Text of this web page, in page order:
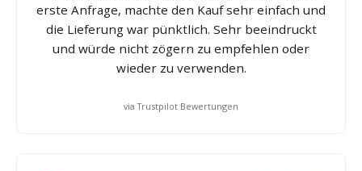
erste Anfrage, machte den Kauf sehr einfach und
die Lieferung war pünktlich. Sehr beeindruckt
und würde nicht zögern zu empfehlen oder
wieder zu verwenden.
via Trustpilot Bewertungen